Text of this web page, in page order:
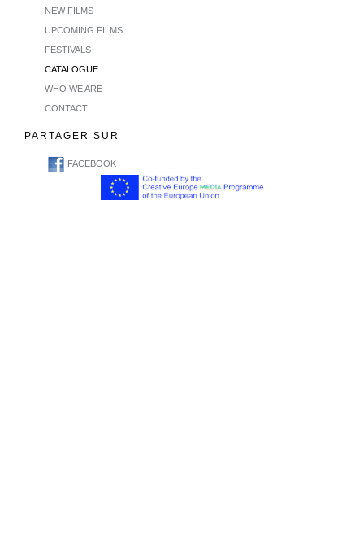
NEW FILMS
UPCOMING FILMS
FESTIVALS
CATALOGUE
WHO WE ARE
CONTACT
PARTAGER SUR
FACEBOOK